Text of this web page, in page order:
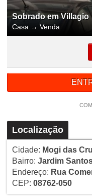
Sobrado em Villagio
Casa → Venda
Localização
Cidade: Mogi das
Bairro: Jardim
Endereço: Rua
CEP: 08762-050